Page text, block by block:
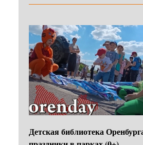
Детская библиотека